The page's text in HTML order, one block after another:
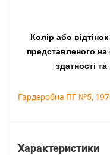
Колір або
представленого
здатності
Гардеробна ПГ №5,
Характеристики